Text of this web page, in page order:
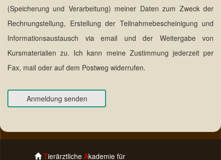
(Speicherung und Verarbeitung) meiner Daten zum Zweck der
Rechnungstellung, Erstellung der Teilnahmebescheinigung und
Informationsaustausch via email und der Weitergabe von
Kursmaterialien zu. Ich kann meine Zustimmung jederzeit per
Fax, mail oder auf dem Postweg widerrufen.
Tierärztliche Akademie für